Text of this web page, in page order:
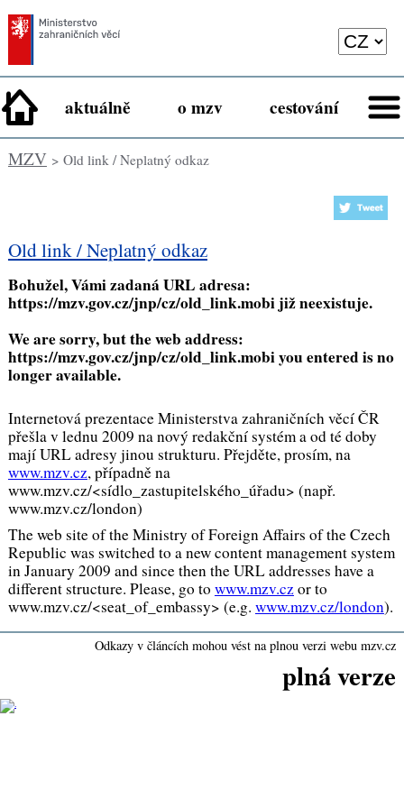
aktuálně o mzv cestování
MZV> Old link / Neplatný odkaz
Old link / Neplatný odkaz
Bohužel, Vámi zadaná URL adresa:
https://mzv.gov.cz/jnp/cz/old_link.mobijiž neexistuje.
We are sorry, but the web address:
https://mzv.gov.cz/jnp/cz/old_link.mobiyou entered is no
longer available.
Internetová prezentace Ministerstva zahraničních věcí ČR
přešla v lednu 2009 na nový redakční systém a od té doby
mají URL adresy jinou strukturu. Přejděte, prosím, na
www.mzv.cz, případně na
www.mzv.cz/<sídlo_zastupitelského_úřadu> (např.
www.mzv.cz/london)
The web site of the Ministry of Foreign Affairs of the Czech
Republic was switched to a new content management system
in January 2009 and since then the URL addresses have a
different structure. Please, go to www.mzv.czor to
www.mzv.cz/<seat_of_embassy> (e.g. www.mzv.cz/london).
Odkazy v článcích mohou vést na plnou verzi webu mzv.cz
plná verze